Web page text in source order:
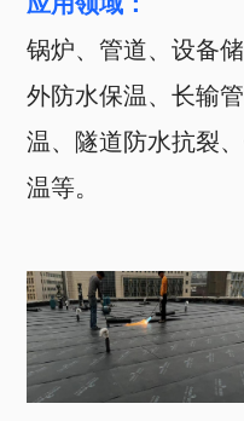
锅炉、管道、设备
外防水保温、长输
温、隧道防水抗裂
温等。